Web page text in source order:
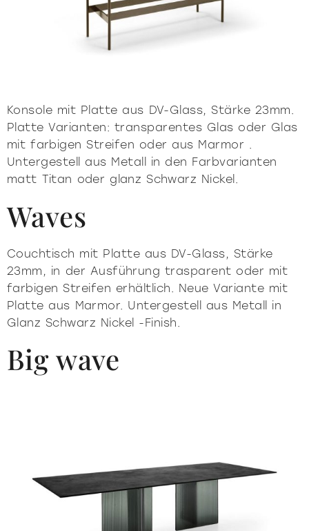
beleuchtung
accessories
neben dem sofa
nachttische
home office
alle
Soft Pure
Vitrinen und Sideboards
Bibliotheken und systeme
Couchtische vor und neben dem Sofa
Nachttische
Konsole
Stuhle
Home Office
Milano Design Week 2026
Vittorio Livi, l’idea
Unglaublich Glas
Verantwortlich für die Natur
Villa Miralfiore
Download
Kataloge
Bescheinigung
B2B
press & news
Stories
News
Pressemitteilung
dienstleistungen fuer architekten
sind sie ein händler
contract dienstleistungen
Konsole mit Platte aus DV-Glass, Stärke 23mm.
Platte Varianten: transparentes Glas oder Glas
mit farbigen Streifen oder aus Marmor .
Untergestell aus Metall in den Farbvarianten
matt Titan oder glanz Schwarz Nickel.
Waves
Couchtisch mit Platte aus DV-Glass, Stärke
23mm, in der Ausführung trasparent oder mit
farbigen Streifen erhältlich. Neue Variante mit
Platte aus Marmor. Untergestell aus Metall in
Glanz Schwarz Nickel -Finish.
Big wave